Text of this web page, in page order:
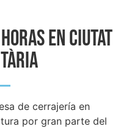
EN Ciutat
de cerrajería en
por gran parte del